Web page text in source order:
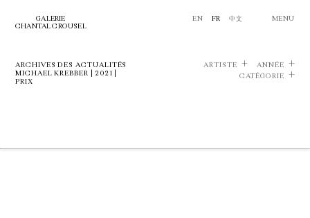
GALERIE
CHANTAL CROUSEL
EN FR 中文 MENU
ARCHIVES DES ACTUALITÉS
MICHAEL KREBBER | 2021 |
PRIX
ARTISTE
ANNÉE
CATÉGORIE